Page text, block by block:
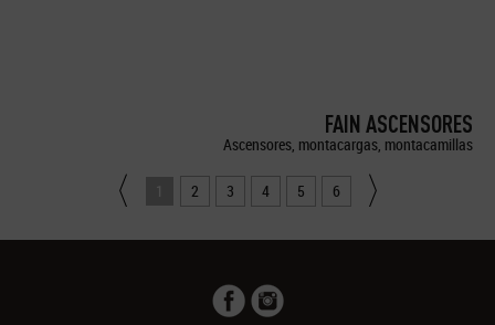
FAIN ASCENSORES
Ascensores, montacargas, montacamillas
1 2 3 4 5 6